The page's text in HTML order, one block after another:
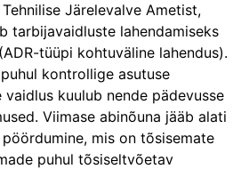
Järelevalve Ametist,
tarbijavaidluste lahendamiseks
tüüpi kohtuväline lahendus).
kontrollige asutuse
kuulub nende pädevusse
Viimase abinõuna jääb alati
mis on tõsisemate
puhul tõsiseltvõetav